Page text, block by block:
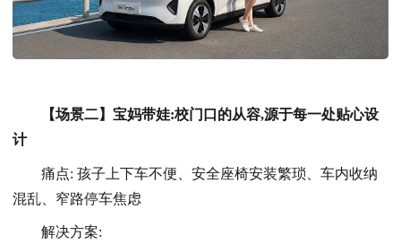
【场景二】宝妈带娃:校门口的从容,源于每一处贴心设
计
痛点: 孩子上下车不便、安全座椅安装繁琐、车内收纳
混乱、窄路停车焦虑
解决方案: